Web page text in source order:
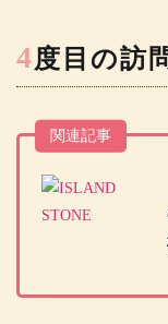
4度目の訪
関連記事